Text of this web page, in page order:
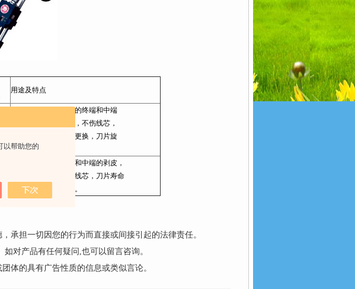
以帮助您的
用途及特点
用于绝缘导线和电缆的终端和中端
剥皮，剥皮迅速可靠，不伤线芯，
刀片寿命长且可拆卸更换，刀片旋
切角度可调节。
用于绝缘导线和终端和中端的剥皮，
剥皮迅速可靠，不伤线芯，刀片寿命
长且可拆卸修麿更换。
承担一切因您的行为而直接或间接引起的法律责任。
对产品有任何疑问,也可以留言咨询。
体的具有广告性质的信息或类似言论。